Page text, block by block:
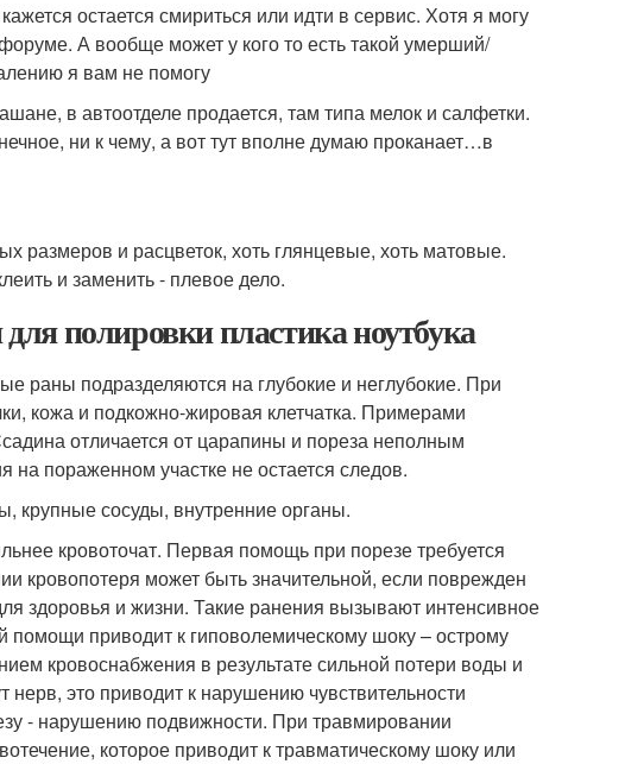
остается смириться или идти в сервис. Хотя я могу
А вообще может у кого то есть такой умерший/
я вам не помогу
в автоотделе продается, там типа мелок и салфетки.
ни к чему, а вот тут вполне думаю проканает…в
размеров и расцветок, хоть глянцевые, хоть матовые.
и заменить - плевое дело.
полировки пластика ноутбука
раны подразделяются на глубокие и неглубокие. При
кожа и подкожно-жировая клетчатка. Примерами
отличается от царапины и пореза неполным
пораженном участке не остается следов.
крупные сосуды, внутренние органы.
кровоточат. Первая помощь при порезе требуется
кровопотеря может быть значительной, если поврежден
здоровья и жизни. Такие ранения вызывают интенсивное
помощи приводит к гиповолемическому шоку – острому
кровоснабжения в результате сильной потери воды и
это приводит к нарушению чувствительности
- нарушению подвижности. При травмировании
которое приводит к травматическому шоку или